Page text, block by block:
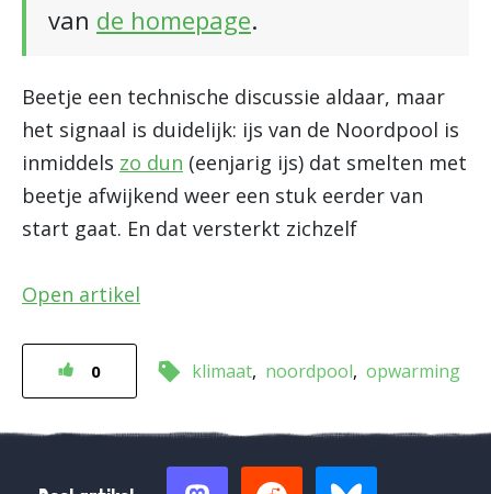
van de homepage.
Beetje een technische discussie aldaar, maar
het signaal is duidelijk: ijs van de Noordpool is
inmiddels zo dun (eenjarig ijs) dat smelten met
beetje afwijkend weer een stuk eerder van
start gaat. En dat versterkt zichzelf
Open artikel
0 klimaat noordpool opwarming